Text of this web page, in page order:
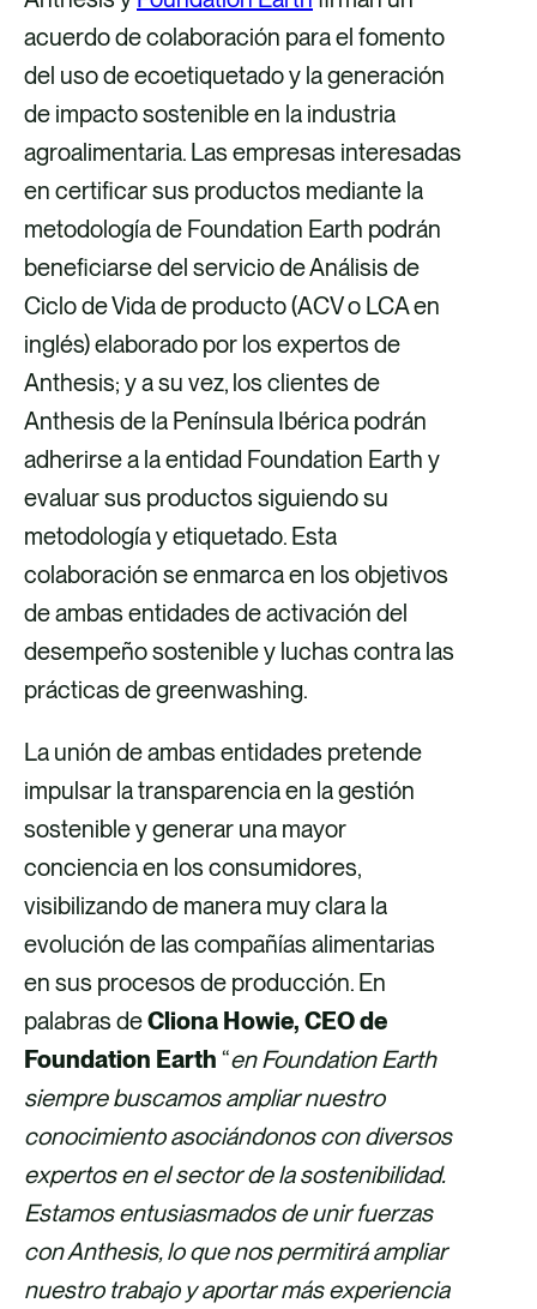
v
í
a
L
i
n
k
e
d
i
n
v
í
a
F
a
c
e
b
o
o
k
v
a
X
p
o
r
c
o
r
r
e
o
e
l
e
c
t
r
ó
n
i
acuerdo de colaboración para el fomento
del uso de ecoetiquetado y la generación
de impacto sostenible en la industria
agroalimentaria. Las empresas interesadas
en certificar sus productos mediante la
metodología de Foundation Earth podrán
beneficiarse del servicio de Análisis de
Ciclo de Vida de producto (ACV o LCA en
inglés) elaborado por los expertos de
Anthesis; y a su vez, los clientes de
Anthesis de la Península Ibérica podrán
adherirse a la entidad Foundation Earth y
evaluar sus productos siguiendo su
metodología y etiquetado. Esta
colaboración se enmarca en los objetivos
de ambas entidades de activación del
desempeño sostenible y luchas contra las
prácticas de greenwashing.
La unión de ambas entidades pretende
impulsar la transparencia en la gestión
sostenible y generar una mayor
conciencia en los consumidores,
visibilizando de manera muy clara la
evolución de las compañías alimentarias
en sus procesos de producción. En
palabras deCliona Howie, CEO de
Foundation Earth “en Foundation Earth
siempre buscamos ampliar nuestro
conocimiento asociándonos con diversos
expertos en el sector de la sostenibilidad.
Estamos entusiasmados de unir fuerzas
con Anthesis, lo que nos permitirá ampliar
nuestro trabajo y aportar más experiencia